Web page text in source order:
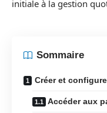
initiale à la gestion
Sommaire
Créer et
Accéder aux